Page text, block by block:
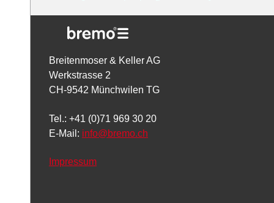
Breitenmoser & Keller AG
Werkstrasse 2
CH-9542 Münchwilen TG
Tel.: +41 (0)71 969 30 20
E-Mail: info@bremo.ch
Impressum